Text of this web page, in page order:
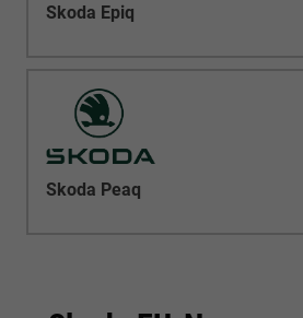
Skoda Epiq
Skoda Peaq